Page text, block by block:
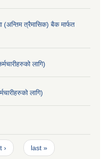
(अन्तिम त्रैमासिक) बैक मार्फत
लागि)
लागि)
› last »